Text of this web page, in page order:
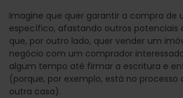
Imagine que quer garantir a compra de
específico, afastando outros potenciais
que, por outro lado, quer vender um
negócio com um comprador
algum tempo até firmar a escritura e
(porque, por exemplo, está no
outra casa).